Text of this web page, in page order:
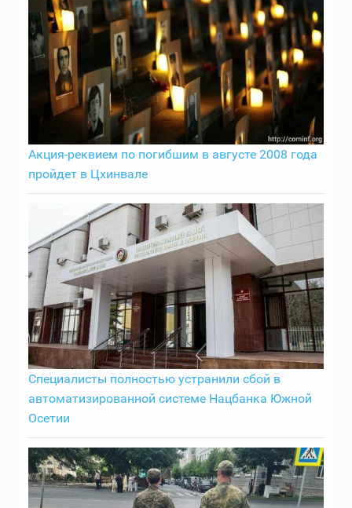
Акция-реквием по погибшим в августе 2008 года
пройдет в Цхинвале
Специалисты полностью устранили сбой в
автоматизированной системе Нацбанка Южной
Осетии